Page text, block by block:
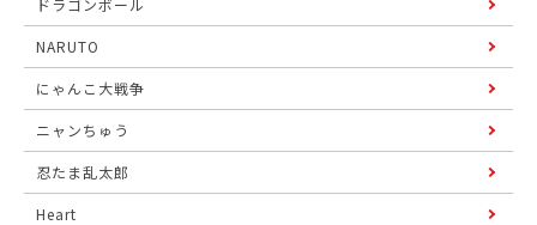
ドラゴンボール
NARUTO
にゃんこ大戦争
ニャンちゅう
忍たま乱太郎
Heart